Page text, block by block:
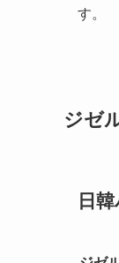
す。
ジゼ
日